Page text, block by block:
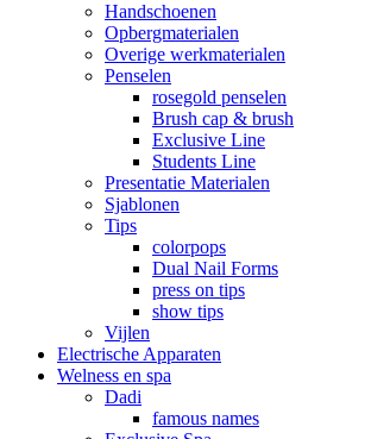
Handschoenen
Opbergmaterialen
Overige werkmaterialen
Penselen
rosegold penselen
Brush cap & brush
Exclusive Line
Students Line
Presentatie Materialen
Sjablonen
Tips
colorpops
Dual Nail Forms
press on tips
show tips
Vijlen
Electrische Apparaten
Welness en spa
Dadi
famous names